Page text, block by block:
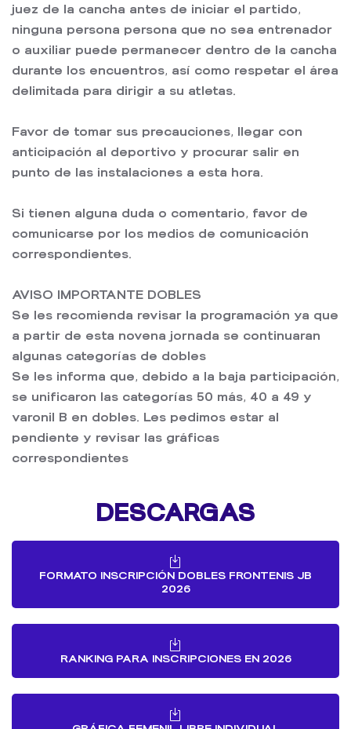
juez de la cancha antes de iniciar el partido,
ninguna persona persona que no sea entrenador
o auxiliar puede permanecer dentro de la cancha
durante los encuentros, así como respetar el área
delimitada para dirigir a su atletas.
Favor de tomar sus precauciones, llegar con
anticipación al deportivo y procurar salir en
punto de las instalaciones a esta hora.
Si tienen alguna duda o comentario, favor de
comunicarse por los medios de comunicación
correspondientes.
AVISO IMPORTANTE DOBLES
Se les recomienda revisar la programación ya que
a partir de esta novena jornada se continuaran
algunas categorías de dobles
Se les informa que, debido a la baja participación,
se unificaron las categorías 50 más, 40 a 49 y
varonil B en dobles. Les pedimos estar al
pendiente y revisar las gráficas
correspondientes
DESCARGAS
FORMATO INSCRIPCIÓN DOBLES FRONTENIS JB
2026
RANKING PARA INSCRIPCIONES EN 2026